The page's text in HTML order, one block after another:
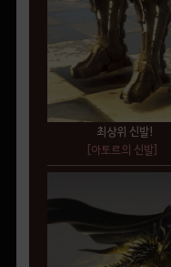
최상위 신발!
[아토르의 신발]